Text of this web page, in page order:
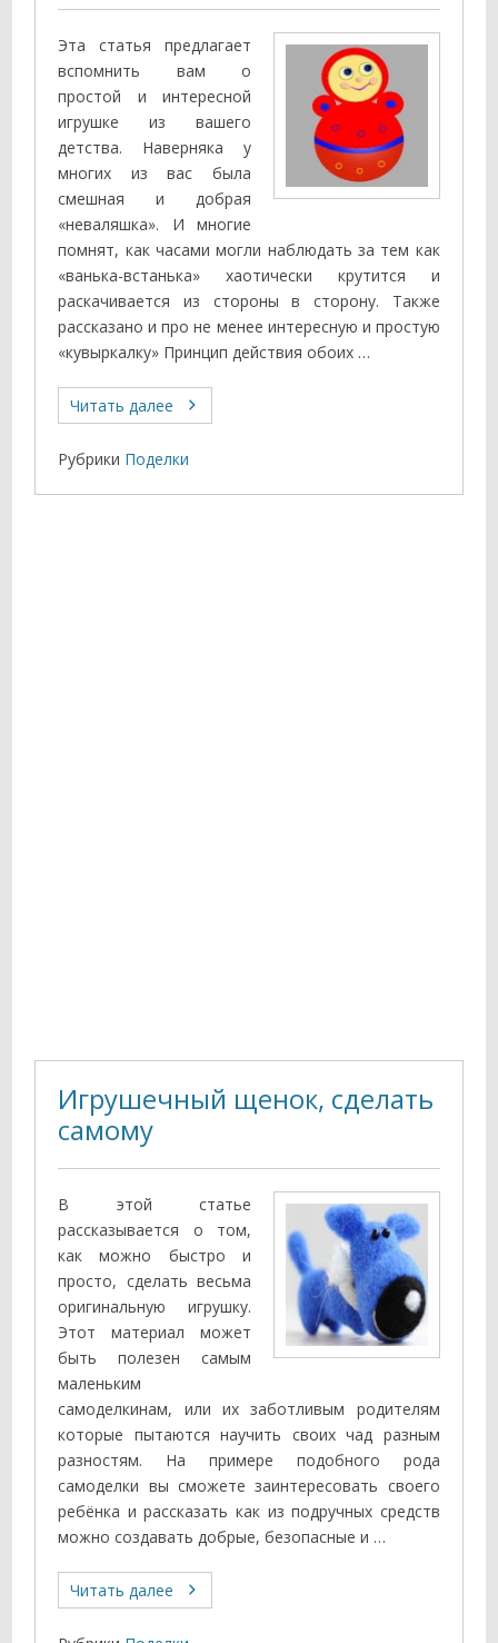
Эта статья предлагает
вспомнить вам о
простой и интересной
игрушке из вашего
детства. Наверняка у
многих из вас была
смешная и добрая
«неваляшка». И многие
помнят, как часами могли наблюдать за тем как
«ванька-встанька» хаотически крутится и
раскачивается из стороны в сторону. Также
рассказано и про не менее интересную и простую
«кувыркалку» Принцип действия обоих …
Читать далее
Рубрики Поделки
Игрушечный щенок, сделать
самому
В этой статье
рассказывается о том,
как можно быстро и
просто, сделать весьма
оригинальную игрушку.
Этот материал может
быть полезен самым
маленьким
самоделкинам, или их заботливым родителям
которые пытаются научить своих чад разным
разностям. На примере подобного рода
самоделки вы сможете заинтересовать своего
ребёнка и рассказать как из подручных средств
можно создавать добрые, безопасные и …
Читать далее